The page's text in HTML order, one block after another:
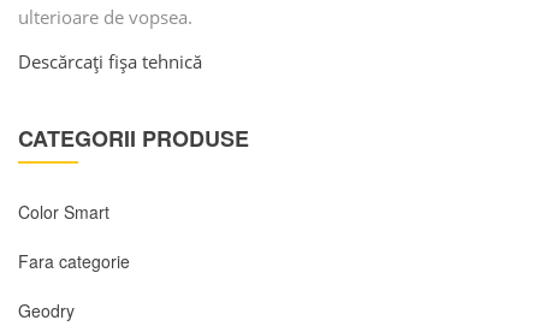
ulterioare de vopsea.
Descărcați fișa tehnică
CATEGORII PRODUSE
Color Smart
Fara categorie
Geodry